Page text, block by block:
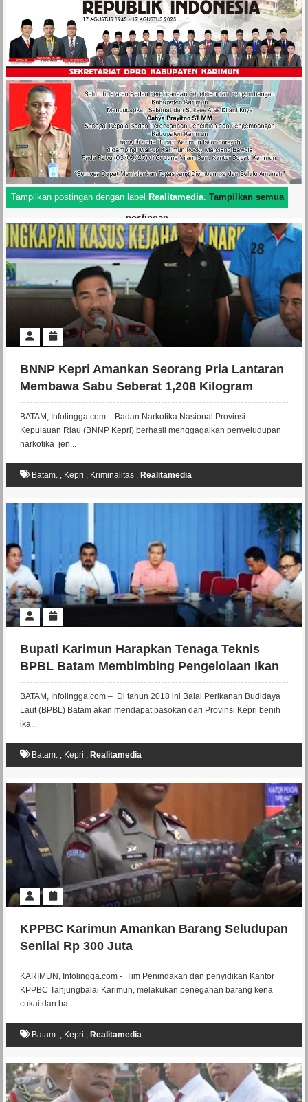
Tampilkan postingan dengan label Realitamedia. Tampilkan semua
postingan
BNNP Kepri Amankan Seorang Pria Lantaran
Membawa Sabu Seberat 1,208 Kilogram
BATAM, Infolingga.com - Badan Narkotika Nasional Provinsi
Kepulauan Riau (BNNP Kepri) berhasil menggagalkan penyeludupan
narkotika jen...
Batam., Kepri , Kriminalitas, Realitamedia
Bupati Karimun Harapkan Tenaga Teknis
BPBL Batam Membimbing Pengelolaan Ikan
Di Karimun
BATAM, Infolingga.com – Di tahun 2018 ini Balai Perikanan Budidaya
Laut (BPBL) Batam akan mendapat pasokan dari Provinsi Kepri benih
ika...
Batam., Kepri , Realitamedia
KPPBC Karimun Amankan Barang Seludupan
Senilai Rp 300 Juta
KARIMUN, Infolingga.com - Tim Penindakan dan penyidikan Kantor
KPPBC Tanjungbalai Karimun, melakukan penegahan barang kena
cukai dan ba...
Batam., Kepri , Realitamedia